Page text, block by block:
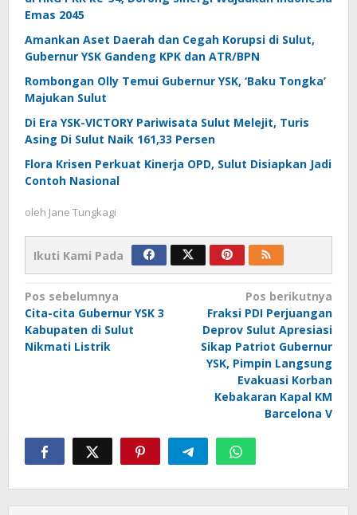
Emas 2045
Amankan Aset Daerah dan Cegah Korupsi di Sulut,
Gubernur YSK Gandeng KPK dan ATR/BPN
Rombongan Olly Temui Gubernur YSK, ‘Baku Tongka’
Majukan Sulut
Di Era YSK-VICTORY Pariwisata Sulut Melejit, Turis
Asing Di Sulut Naik 161,33 Persen
Flora Krisen Perkuat Kinerja OPD, Sulut Disiapkan Jadi
Contoh Nasional
oleh Jane Tungkagi
Ikuti Kami Pada
Navigasi
pos
Pos sebelumnya
Cita-cita Gubernur YSK 3
Kabupaten di Sulut
Nikmati Listrik
Pos berikutnya
Fraksi PDI Perjuangan
Deprov Sulut Apresiasi
Sikap Patriot Gubernur
YSK, Pimpin Langsung
Evakuasi Korban
Kebakaran Kapal KM
Barcelona V